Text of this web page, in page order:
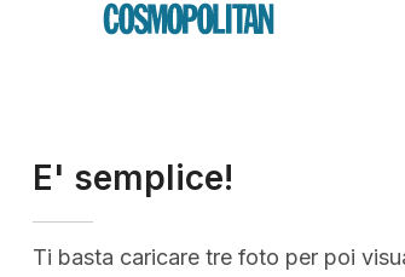
E' semplice!
Ti basta caricare tre foto per poi